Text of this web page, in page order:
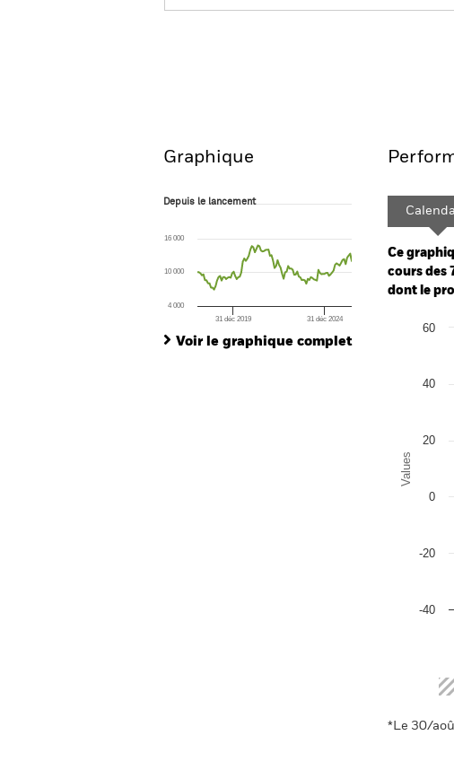
Graphique
Depuis le lancement
The chart has 1 X axis displaying Time. Range:
The chart has 1 Y axis displaying values. Range: -60 to
Depuis le lancement
31 déc 2019 31 déc 2024
4 000
10 000
16 000
Voir le graphique complet
Ce
cours des
dont le
Bar chart
Values
-40
-20
0
20
40
60
End of
*Le 30/